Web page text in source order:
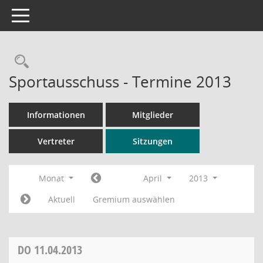
Toggle navigation
Rechercheauswahl
Sportausschuss - Termine 2013
Informationen Mitglieder
Vertreter Sitzungen
Monat April
2013
Aktuell
Gremium auswählen
DO 11.04.2013